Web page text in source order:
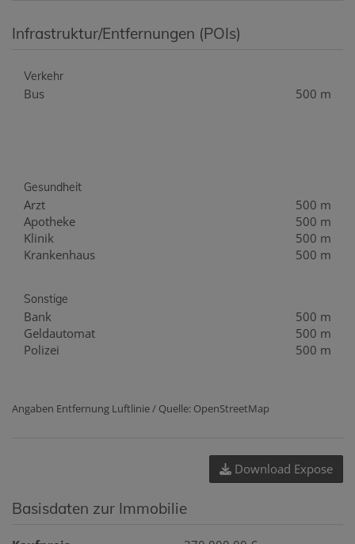
Infrastruktur/Entfernungen (POIs)
Verkehr
Bus 500 m
Gesundheit
Arzt
500 m
Apotheke
500 m
Klinik
500 m
Krankenhaus
500 m
Sonstige
Bank
500 m
Geldautomat
500 m
Polizei
500 m
Angaben Entfernung Luftlinie / Quelle: OpenStreetMap
Download Expose
Basisdaten zur Immobilie